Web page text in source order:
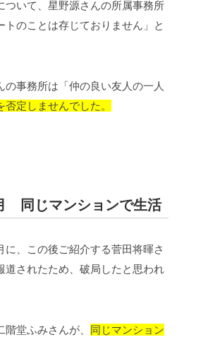
ついて、星野源さんの所属事務所
トのことは存じておりません」と
の事務所は「仲の良い友人の一人
否定しませんでした。
同じマンションで生活
に、この後ご紹介する菅田将暉さ
道されたため、破局したと思われ
堂ふみさんが、 同じマンション